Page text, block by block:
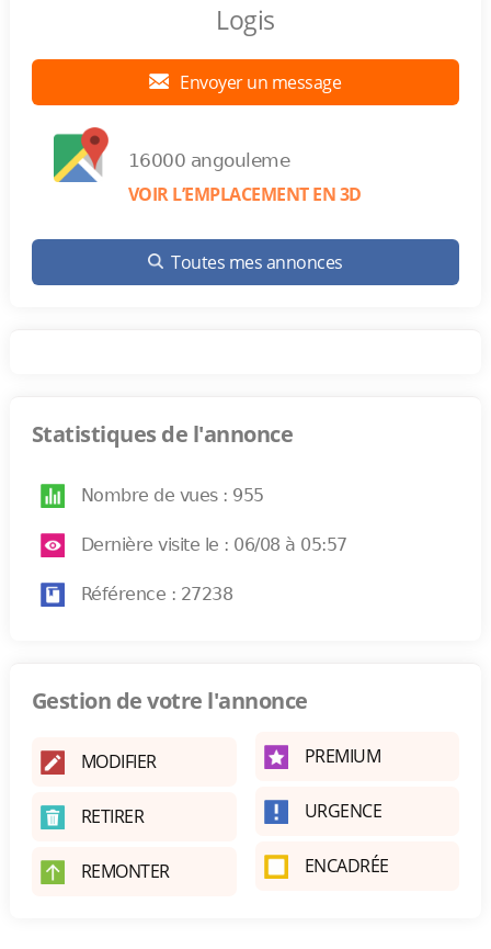
Logis
Envoyer un message
16000 angouleme
VOIR L’EMPLACEMENT EN 3D
Toutes mes annonces
Statistiques de l'annonce
Nombre de vues : 955
Dernière visite le : 06/08 à 05:57
Référence : 27238
Gestion de votre l'annonce
MODIFIER
RETIRER
REMONTER
PREMIUM
URGENCE
ENCADRÉE